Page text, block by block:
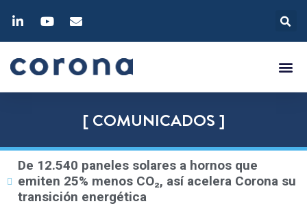
[ COMUNICADOS ]
De 12.540 paneles solares a hornos que
emiten 25% menos CO₂, así acelera Corona su
transición energética